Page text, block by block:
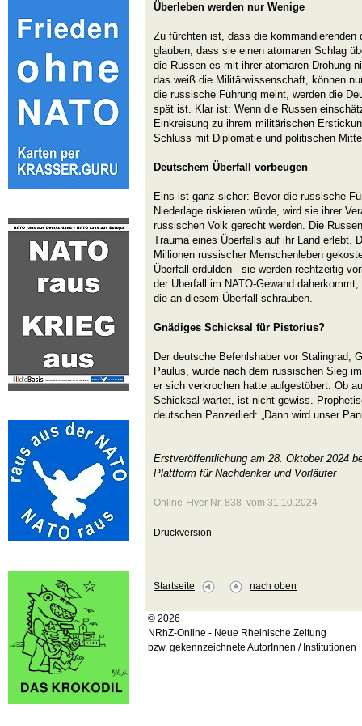
Überleben werden nur Wenige
Zu fürchten ist, dass die kommandierenden
glauben, dass sie einen atomaren Schlag
die Russen es mit ihrer atomaren Drohung
das weiß die Militärwissenschaft, können
die russische Führung meint, werden die
spät ist. Klar ist: Wenn die Russen
Einkreisung zu ihrem militärischen
Schluss mit Diplomatie und politischen
Deutschem Überfall vorbeugen
Eins ist ganz sicher: Bevor die russische
Niederlage riskieren würde, wird sie ihrer
russischen Volk gerecht werden. Die
Trauma eines Überfalls auf ihr Land erlebt.
Millionen russischer Menschenleben
Überfall erdulden - sie werden rechtzeitig
der Überfall im NATO-Gewand
die an diesem Überfall schrauben.
Gnädiges Schicksal für Pistorius?
Der deutsche Befehlshaber vor Stalingrad,
Paulus, wurde nach dem russischen Sieg
er sich verkrochen hatte aufgestöbert. Ob
Schicksal wartet, ist nicht gewiss.
deutschen Panzerlied: „Dann wird unser
Erstveröffentlichung am 28. Oktober 2024
Plattform für Nachdenker und Vorläufer
Online-Flyer Nr. 838 vom 31.10.2024
Druckversion
Startseite nach oben
© 2026
NRhZ-Online - Neue Rheinische Zeitung
bzw. gekennzeichnete AutorInnen / Institutionen